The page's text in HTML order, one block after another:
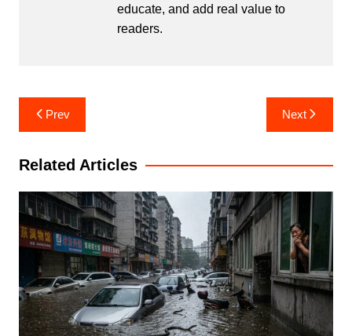
educate, and add real value to
readers.
Post
navigation
Prev Next
Related Articles